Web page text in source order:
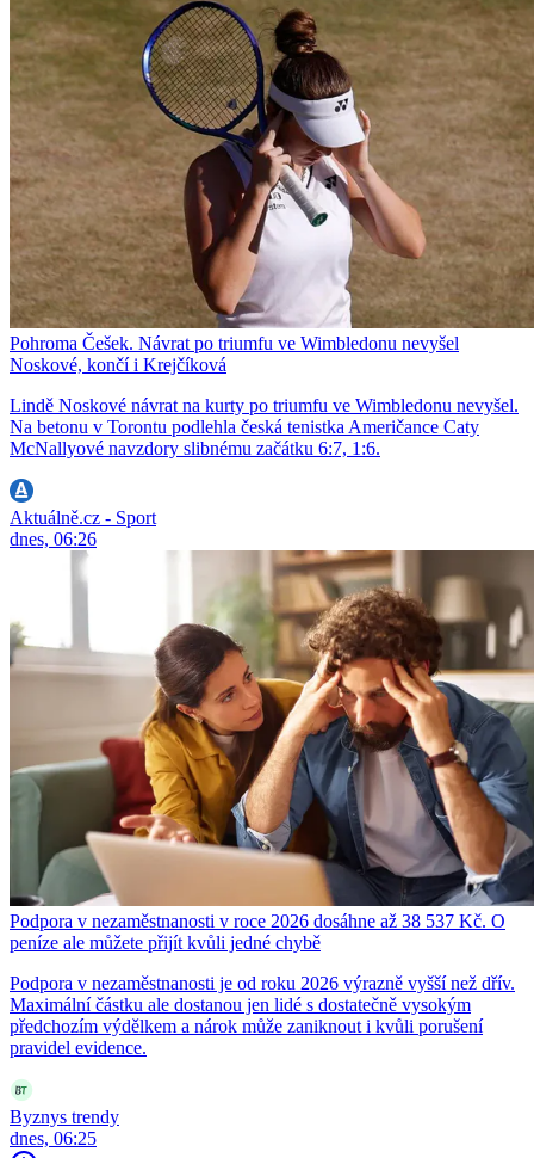
Pohroma Češek. Návrat po triumfu ve Wimbledonu nevyšel
Noskové, končí i Krejčíková
Lindě Noskové návrat na kurty po triumfu ve Wimbledonu nevyšel.
Na betonu v Torontu podlehla česká tenistka Američance Caty
McNallyové navzdory slibnému začátku 6:7, 1:6.
Aktuálně.cz - Sport
dnes, 06:26
Podpora v nezaměstnanosti v roce 2026 dosáhne až 38 537 Kč. O
peníze ale můžete přijít kvůli jedné chybě
Podpora v nezaměstnanosti je od roku 2026 výrazně vyšší než dřív.
Maximální částku ale dostanou jen lidé s dostatečně vysokým
předchozím výdělkem a nárok může zaniknout i kvůli porušení
pravidel evidence.
Byznys trendy
dnes, 06:25